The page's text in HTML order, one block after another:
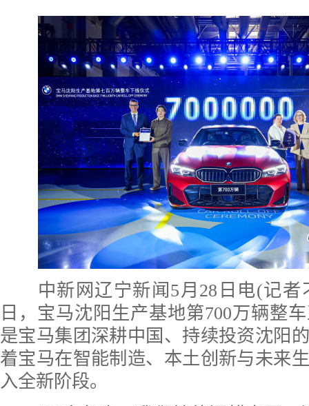
中新网辽宁新闻5月28日电(记者
日，宝马沈阳生产基地第700万辆整
是宝马集团深耕中国、持续投资沈阳
着宝马在智能制造、本土创新与未来
入全新阶段。